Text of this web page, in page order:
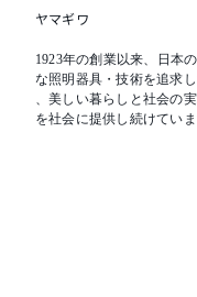
ヤマギワ
1923年の創業以来、日本
な照明器具・技術を追求
、美しい暮らしと社会の
を社会に提供し続けていま